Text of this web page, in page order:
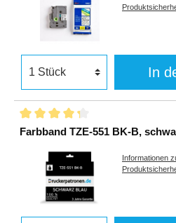
In
Farbband TZE-
Informationen